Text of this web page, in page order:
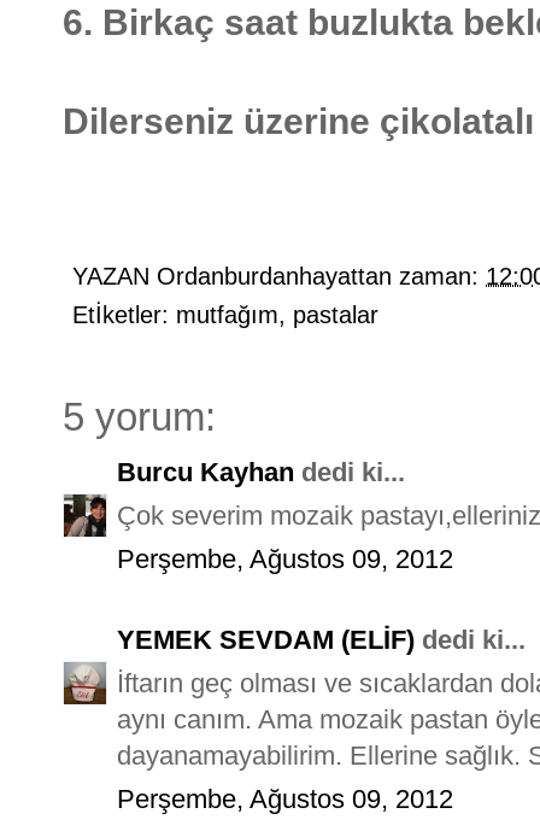
6. Birkaç saat buzlukta
Dilerseniz üzerine
YAZAN Ordanburdanhayattan zaman:
Etİketler: mutfağım, pastalar
5 yorum:
Burcu Kayhan dedi ki...
Çok severim mozaik
Perşembe, Ağustos 09, 2012
YEMEK SEVDAM (ELİF) dedi ki...
İftarın geç olması ve sıcaklardan
aynı canım. Ama mozaik pastan
dayanamayabilirim. Ellerine sağlık.
Perşembe, Ağustos 09, 2012